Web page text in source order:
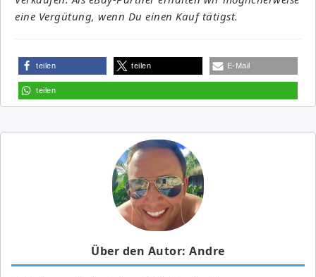
eine Vergütung, wenn Du einen Kauf tätigst.
teilen teilen E-Mail
teilen
Über den Autor: Andre